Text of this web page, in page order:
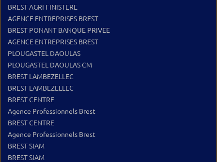
BREST AGRI FINISTERE
AGENCE ENTREPRISES BREST
BREST PONANT BANQUE PRIVEE
AGENCE ENTREPRISES BREST
PLOUGASTEL DAOULAS
PLOUGASTEL DAOULAS CM
BREST LAMBEZELLEC
BREST LAMBEZELLEC
BREST CENTRE
Agence Professionnels Brest
BREST CENTRE
Agence Professionnels Brest
BREST SIAM
BREST SIAM